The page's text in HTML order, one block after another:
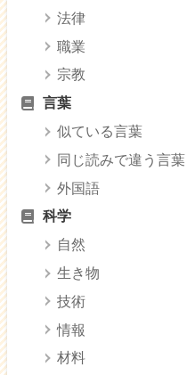
法律
職業
宗教
言葉
似ている言葉
同じ読みで違う言葉
外国語
科学
自然
生き物
技術
情報
材料